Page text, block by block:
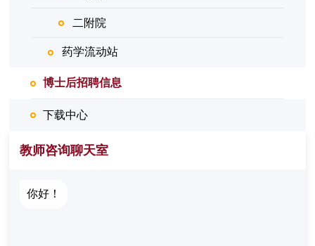
二附院
药学流动站
博士后招聘信息
下载中心
教师咨询聊天室
你好！